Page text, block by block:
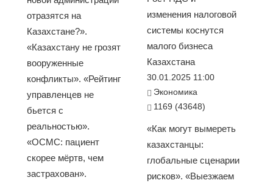
отразятся на
Казахстане?».
«Казахстану не грозят
вооруженные
конфликты». «Рейтинг
управленцев не
бьется с
реальностью».
«ОСМС: пациент
скорее мёртв, чем
застрахован».
изменения налоговой
системы коснутся
малого бизнеса
Казахстана
30.01.2025 11:00
Экономика
1169 (43648)
«Как могут вымереть
казахстанцы:
глобальные сценарии
рисков». «Выезжаем